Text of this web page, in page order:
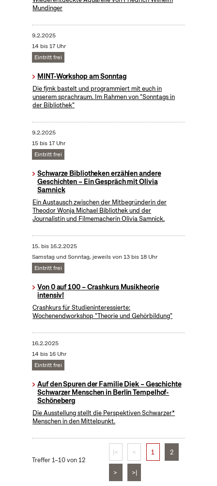
Mundinger
9.2.2025
14 bis 17 Uhr
Eintritt frei
MINT-Workshop am Sonntag
Die fjmk bastelt und programmiert mit euch in
unserem sprachraum. Im Rahmen von "Sonntags in
der Bibliothek"
9.2.2025
15 bis 17 Uhr
Eintritt frei
Schwarze Bibliotheken erzählen andere
Geschichten – Ein Gespräch mit Olivia
Samnick
Ein Austausch zwischen der Mitbegründerin der
Theodor Wonja Michael Bibliothek und der
Journalistin und Filmemacherin Olivia Samnick.
15. bis16.2.2025
Samstag und Sonntag, jeweils von 13 bis 18 Uhr
Eintritt frei
Von 0 auf 100 – Crashkurs Musikheorie
intensiv!
Crashkurs für Studieninteressierte:
Wochenendworkshop "Theorie und Gehörbildung"
16.2.2025
14 bis 16 Uhr
Eintritt frei
Auf den Spuren der Familie Diek – Geschichte
Schwarzer Menschen in Berlin Tempelhof-
Schöneberg
Die Ausstellung stellt die Perspektiven Schwarzer*
Menschen in den Mittelpunkt.
Treffer 1–10 von 12
|< < 1 2
> >|